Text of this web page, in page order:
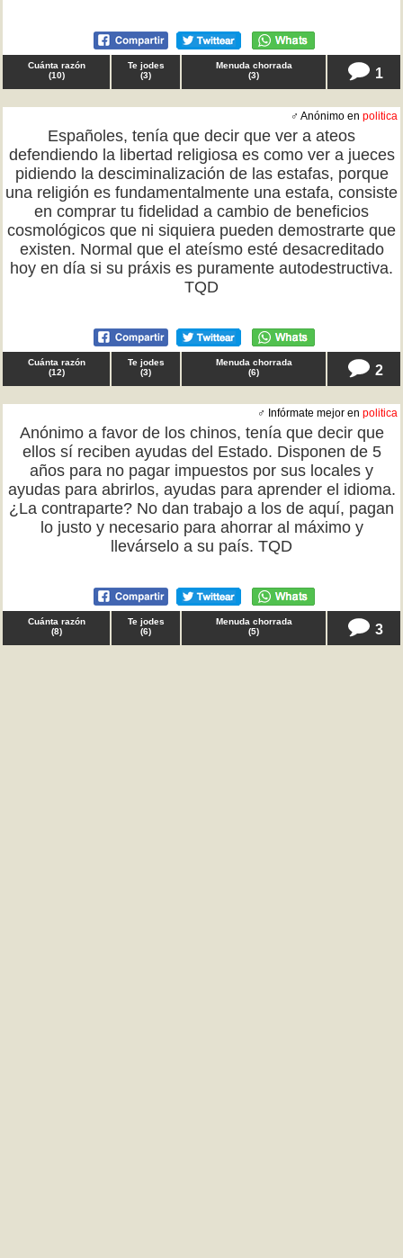
Cuánta razón
(10)
Te jodes
(3)
Menuda chorrada
(3) 1
♂ Anónimo en politica
Españoles, tenía que decir que ver a ateos
defendiendo la libertad religiosa es como ver a jueces
pidiendo la desciminalización de las estafas, porque
una religión es fundamentalmente una estafa, consiste
en comprar tu fidelidad a cambio de beneficios
cosmológicos que ni siquiera pueden demostrarte que
existen. Normal que el ateísmo esté desacreditado
hoy en día si su práxis es puramente autodestructiva.
TQD
Cuánta razón
(12)
Te jodes
(3)
Menuda chorrada
(6) 2
♂ Infórmate mejor en politica
Anónimo a favor de los chinos, tenía que decir que
ellos sí reciben ayudas del Estado. Disponen de 5
años para no pagar impuestos por sus locales y
ayudas para abrirlos, ayudas para aprender el idioma.
¿La contraparte? No dan trabajo a los de aquí, pagan
lo justo y necesario para ahorrar al máximo y
llevárselo a su país. TQD
Cuánta razón
(8)
Te jodes
(6)
Menuda chorrada
(5) 3